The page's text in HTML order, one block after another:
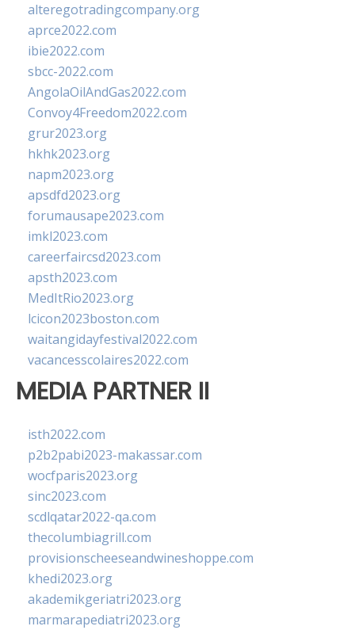
alteregotradingcompany.org
aprce2022.com
ibie2022.com
sbcc-2022.com
AngolaOilAndGas2022.com
Convoy4Freedom2022.com
grur2023.org
hkhk2023.org
napm2023.org
apsdfd2023.org
forumausape2023.com
imkl2023.com
careerfaircsd2023.com
apsth2023.com
MedItRio2023.org
lcicon2023boston.com
waitangidayfestival2022.com
vacancesscolaires2022.com
MEDIA PARTNER II
isth2022.com
p2b2pabi2023-makassar.com
wocfparis2023.org
sinc2023.com
scdlqatar2022-qa.com
thecolumbiagrill.com
provisionscheeseandwineshoppe.com
khedi2023.org
akademikgeriatri2023.org
marmarapediatri2023.org